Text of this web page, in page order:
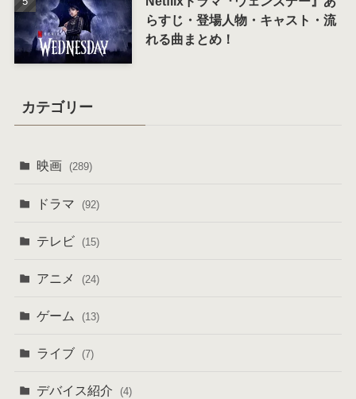
らすじ・登場人物・キャスト・流
れる曲まとめ！
カテゴリー
映画 (289)
ドラマ (92)
テレビ (15)
アニメ (24)
ゲーム (13)
ライブ (7)
デバイス紹介 (4)